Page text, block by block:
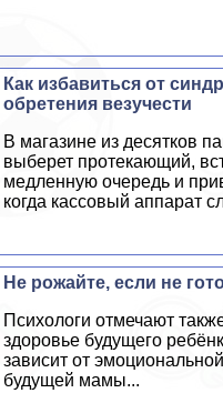
Как избавиться от
обретения везучести
В магазине из десятков
выберет протекающий,
медленную очередь и
когда кассовый аппарат
Не рожайте, если не
Психологи отмечают
здоровье будущего
зависит от
будущей мамы...